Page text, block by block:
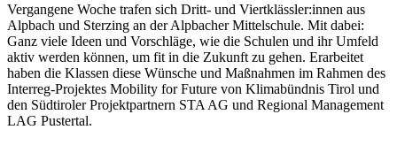
Vergangene Woche trafen sich Dritt- und Viertklässler:innen aus
Alpbach und Sterzing an der Alpbacher Mittelschule. Mit dabei:
Ganz viele Ideen und Vorschläge, wie die Schulen und ihr Umfeld
aktiv werden können, um fit in die Zukunft zu gehen. Erarbeitet
haben die Klassen diese Wünsche und Maßnahmen im Rahmen des
Interreg-Projektes Mobility for Future von Klimabündnis Tirol und
den Südtiroler Projektpartnern STA AG und Regional Management
LAG Pustertal.